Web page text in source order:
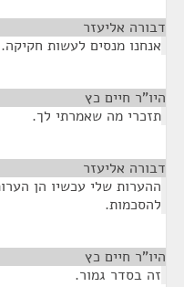
דבורה אליעזר
אנחנו מנסים לעשות חקיקה.
היו"ר חיים כץ
תזכרי מה שאמרתי לך.
דבורה אליעזר
ההערות שלי עכשיו הן
להסכמות.
היו"ר חיים כץ
זה בסדר גמור.